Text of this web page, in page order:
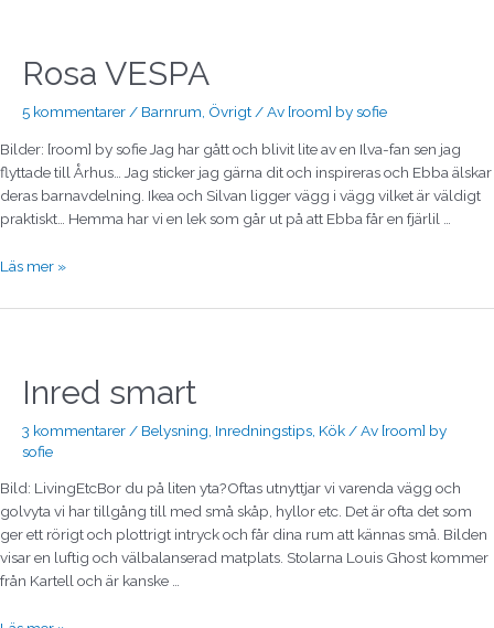
Rosa VESPA
5 kommentarer / Barnrum Övrigt / Av [room] by sofie
Bilder: [room] by sofie Jag har gått och blivit lite av en Ilva-fan sen jag
flyttade till Århus… Jag sticker jag gärna dit och inspireras och Ebba älskar
deras barnavdelning. Ikea och Silvan ligger vägg i vägg vilket är väldigt
praktiskt… Hemma har vi en lek som går ut på att Ebba får en fjärlil …
Läs mer »
Inred smart
3 kommentarer / Belysning Inredningstips Kök / Av [room] by
sofie
Bild: LivingEtcBor du på liten yta?Oftas utnyttjar vi varenda vägg och
golvyta vi har tillgång till med små skåp, hyllor etc. Det är ofta det som
ger ett rörigt och plottrigt intryck och får dina rum att kännas små. Bilden
visar en luftig och välbalanserad matplats. Stolarna Louis Ghost kommer
från Kartell och är kanske …